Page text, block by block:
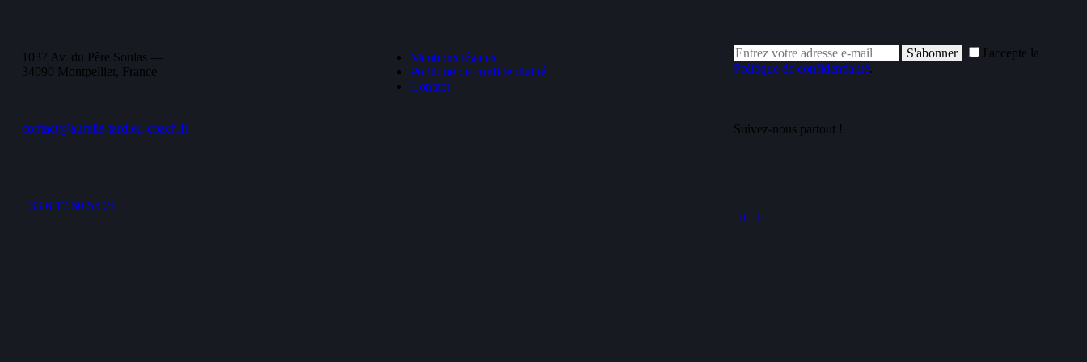
1037 Av. du Père Soulas —
34090 Montpellier, France
contact@aurelie-tardieu-coach.fr
+33 6 17 50 55 21
Mentions légales
Politique de confidentialité
Contact
S'abonner
J'accepte la
Politique de confidentialité.
Suivez-nous partout !